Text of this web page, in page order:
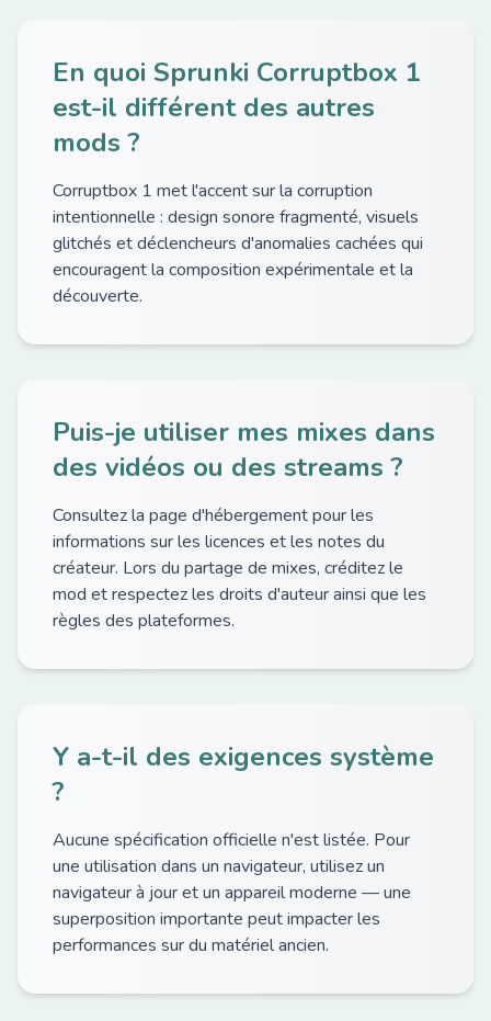
En quoi Sprunki Corruptbox 1
est-il différent des autres
mods ?
Corruptbox 1 met l'accent sur la corruption
intentionnelle : design sonore fragmenté, visuels
glitchés et déclencheurs d'anomalies cachées qui
encouragent la composition expérimentale et la
découverte.
Puis-je utiliser mes mixes dans
des vidéos ou des streams ?
Consultez la page d'hébergement pour les
informations sur les licences et les notes du
créateur. Lors du partage de mixes, créditez le
mod et respectez les droits d'auteur ainsi que les
règles des plateformes.
Y a-t-il des exigences système
?
Aucune spécification officielle n'est listée. Pour
une utilisation dans un navigateur, utilisez un
navigateur à jour et un appareil moderne — une
superposition importante peut impacter les
performances sur du matériel ancien.